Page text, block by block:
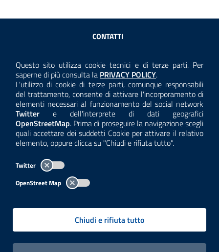
Questo sito utilizza cookie tecnici e di terze parti. Per
saperne di più consulta la Consulta la
PRIVACY POLICY.
L'utilizzo di cookie di terze parti, comunque responsabili
del trattamento, consente di attivare l'incorporamento di
elementi necessari al funzionamento del social network
Twitter e dell'interprete di dati geografici
OpenStreetMap. Prima di proseguire la navigazione scegli
quali accettare dei suddetti Cookie per attivare il relativo
elemento, oppure clicca su "Chiudi e rifiuta tutto".
Twitter
OpenStreet Map
Chiudi e rifiuta tutto
Sezione Link Utili
CONTATTI
ANTICORRUZIONE
ACCESSIBILITÀ
COOKIE E PRIVACY
TEMI A-Z
Per l'utilizzo del logo e dei dati fare riferimento al regolamento
consultabile aquesta pagina